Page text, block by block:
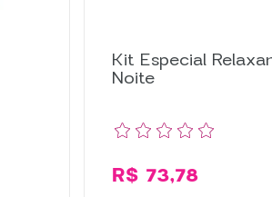
Kit Especial
Noite
R$ 73,78